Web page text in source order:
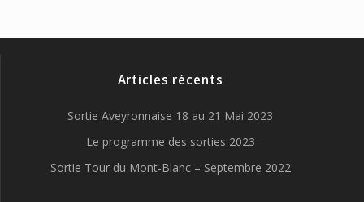
Articles récents
Sortie Aveyronnaise 18 au 21 Mai 2023
Le programme des sorties 2023
Sortie Tour du Mont-Blanc – Septembre 2022